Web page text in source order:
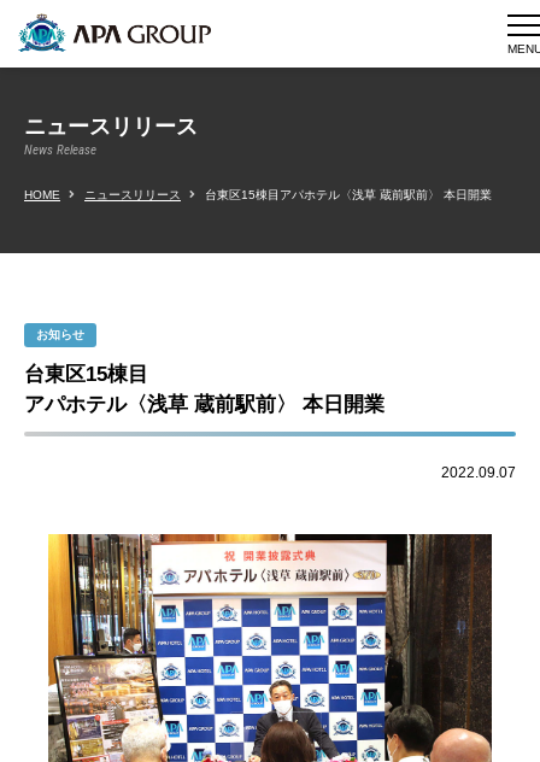
ニュースリリース
News Release
HOME ニュースリリース 台東区15棟目アパホテル〈浅草 蔵前駅前〉 本日開業
お知らせ
台東区15棟目
アパホテル〈浅草 蔵前駅前〉 本日開業
2022.09.07